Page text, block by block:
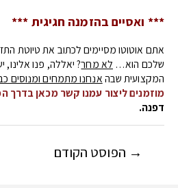
*** ואסיים בהזמנה חגיגית ***
אתם אוטוטו מסיימים לכתוב את טיוטת
שלכם הוא… לא מחר? יאללה, פנו אלינו,
המקצועית שבה אנחנו מתמחים ומנוסים
מוזמנים ליצור עמנו קשר מכאן בדרך
דפנה.
→ הפוסט הקודם